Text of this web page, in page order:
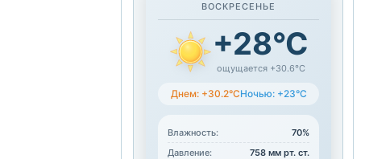
ВОСКРЕСЕНЬЕ
+28°C
ощущается +30.6°C
Днем: +30.2°CНочью: +23°C
Влажность:
70%
Давление:
758 мм рт. ст.